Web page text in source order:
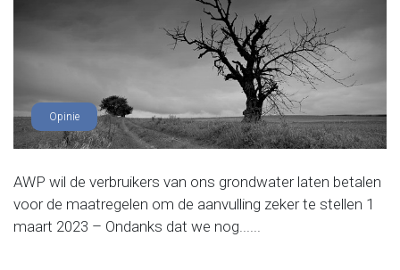
Opinie
AWP wil de verbruikers van ons grondwater laten betalen
voor de maatregelen om de aanvulling zeker te stellen 1
maart 2023 – Ondanks dat we nog......